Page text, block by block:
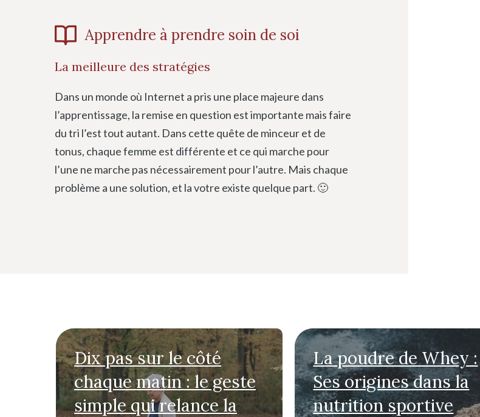
Apprendre à prendre soin de soi
La meilleure des stratégies
Dans un monde où Internet a pris une place majeure dans
l’apprentissage, la remise en question est importante mais faire
du tri l’est tout autant. Dans cette quête de minceur et de
tonus, chaque femme est différente et ce qui marche pour
l’une ne marche pas nécessairement pour l’autre. Mais chaque
problème a une solution, et la votre existe quelque part. 🙂
Dix pas sur le côté
chaque matin : le geste
simple qui relance la
La poudre de Whey :
Ses origines dans la
nutrition sportive